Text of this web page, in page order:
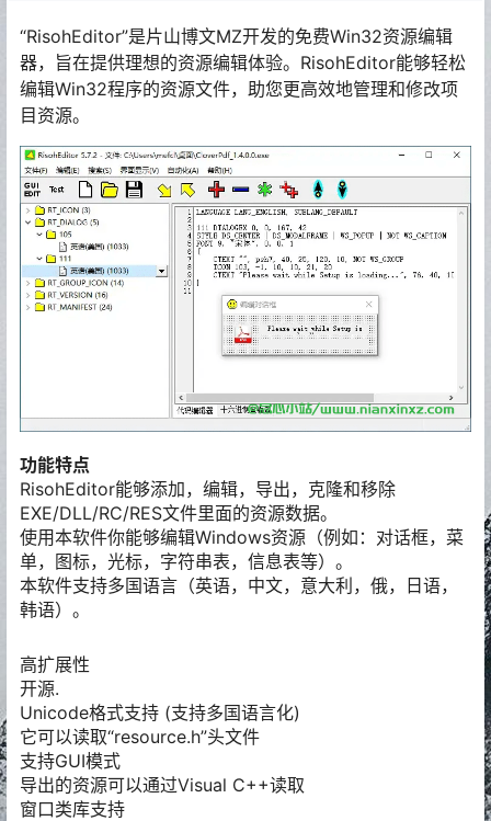
“RisohEditor”是片山博文MZ开发的免费Win32资源编辑
器，旨在提供理想的资源编辑体验。RisohEditor能够轻松
编辑Win32程序的资源文件，助您更高效地管理和修改项
目资源。
功能特点
RisohEditor能够添加，编辑，导出，克隆和移除
EXE/DLL/RC/RES文件里面的资源数据。
使用本软件你能够编辑Windows资源（例如：对话框，菜
单，图标，光标，字符串表，信息表等）。
本软件支持多国语言（英语，中文，意大利，俄，日语，
韩语）。
高扩展性
开源.
Unicode格式支持 (支持多国语言化)
它可以读取“resource.h”头文件
支持GUI模式
导出的资源可以通过Visual C++读取
窗口类库支持